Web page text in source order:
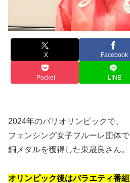
X Facebook
Pocket LINE
2024年のパリオリンピックで、
フェンシング女子フルーレ団体で
銅メダルを獲得した東晟良さん。
オリンピック後はバラエティ番